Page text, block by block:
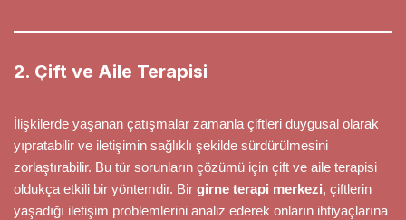
2. Çift ve Aile Terapisi
İlişkilerde yaşanan çatışmalar zamanla çiftleri duygusal olarak
yıpratabilir ve iletişimin sağlıklı şekilde sürdürülmesini
zorlaştırabilir. Bu tür sorunların çözümü için çift ve aile terapisi
oldukça etkili bir yöntemdir. Bir girne terapi merkezi, çiftlerin
yaşadığı iletişim problemlerini analiz ederek onların ihtiyaçlarına